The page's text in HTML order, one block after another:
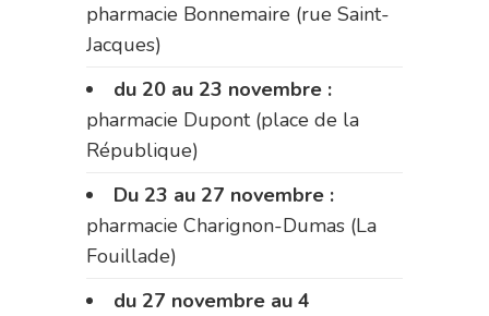
pharmacie Bonnemaire (rue Saint-
Jacques)
du 20 au 23 novembre :
pharmacie Dupont (place de la
République)
Du 23 au 27 novembre :
pharmacie Charignon-Dumas (La
Fouillade)
du 27 novembre au 4